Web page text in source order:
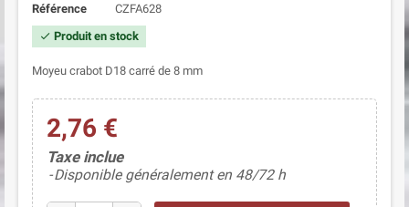
Référence
CZFA628
check Produit en stock
Moyeu crabot D18 carré de 8 mm
2,76 €
Taxe inclue
Disponible généralement en 48/72 h